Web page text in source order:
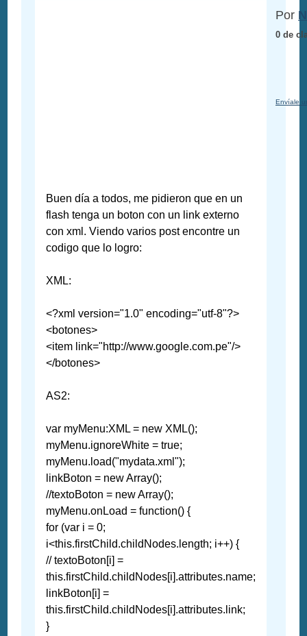
Buen día a todos, me pidieron que en un
flash tenga un boton con un link externo
con xml. Viendo varios post encontre un
codigo que lo logro:
XML:
<?xml version="1.0" encoding="utf-8"?>
<botones>
<item link="http://www.google.com.pe"/>
</botones>
AS2:
var myMenu:XML = new XML();
myMenu.ignoreWhite = true;
myMenu.load("mydata.xml");
linkBoton = new Array();
//textoBoton = new Array();
myMenu.onLoad = function() {
for (var i = 0;
i<this.firstChild.childNodes.length; i++) {
// textoBoton[i] =
this.firstChild.childNodes[i].attributes.name;
linkBoton[i] =
this.firstChild.childNodes[i].attributes.link;
}
Por
0 de
Envíale